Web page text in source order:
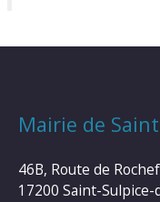
Mairie de
46B, Route de
17200 Saint-Sulpice-